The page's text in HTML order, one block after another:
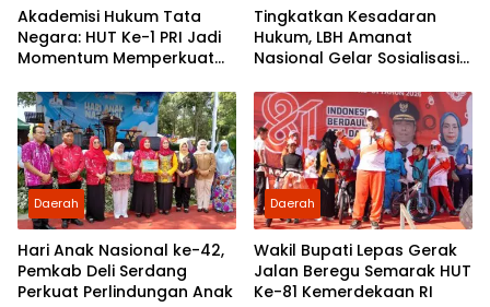
Akademisi Hukum Tata
Negara: HUT Ke-1 PRI Jadi
Momentum Memperkuat
Pengabdian kepada
Rakyat
Tingkatkan Kesadaran
Hukum, LBH Amanat
Nasional Gelar Sosialisasi
Morawa
Daerah
Hari Anak Nasional ke-42,
Pemkab Deli Serdang
Perkuat Perlindungan Anak
Daerah
Wakil Bupati Lepas Gerak
Jalan Beregu Semarak HUT
Ke-81 Kemerdekaan RI